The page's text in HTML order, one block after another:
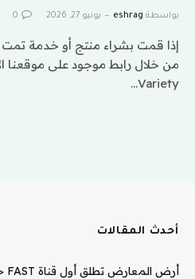
بواسطة eshrag يونيو 27, 2026 0
إذا قمت بشراء منتج أو خدمة
من خلال رابط موجود على موقعنا
Variety…
أحدث المقالات
أرض المعارض تطلق أول قناة FAST حصرية للذكاء الاصطناعي